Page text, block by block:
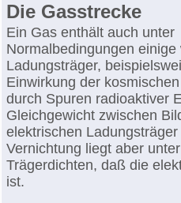
Die Gasstrecke
Ein Gas enthält auch unter
Normalbedingungen
Ladungsträger,
Einwirkung der
durch Spuren radioaktiver
Gleichgewicht zwischen
elektrischen
Vernichtung liegt aber
Trägerdichten, daß die
ist.